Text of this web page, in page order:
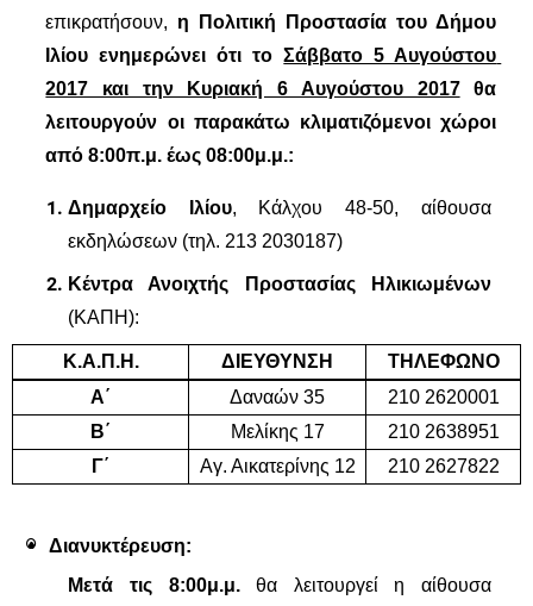
επικρατήσουν, η Πολιτική Προστασία του Δήμου
Ιλίου ενημερώνει ότι το Σάββατο 5 Αυγούστου
2017 και την Κυριακή 6 Αυγούστου 2017 θα
λειτουργούν οι παρακάτω κλιματιζόμενοι χώροι
από 8:00π.μ. έως 08:00μ.μ.:
Δημαρχείο Ιλίου, Κάλχου 48-50, αίθουσα
εκδηλώσεων (τηλ. 213 2030187)
Κέντρα Ανοιχτής Προστασίας Ηλικιωμένων
(ΚΑΠΗ):
Κ.Α.Π.Η. ΔΙΕΥΘΥΝΣΗ
ΤΗΛΕΦΩΝΟ
Α΄
Δαναών 35
210 2620001
Β΄
Μελίκης 17
210 2638951
Γ΄
Αγ. Αικατερίνης 12 210 2627822
Διανυκτέρευση:
Μετά τις 8:00μ.μ. θα λειτουργεί η αίθουσα